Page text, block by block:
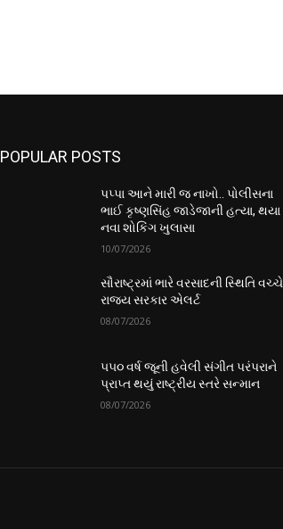
POPULAR POSTS
પપ્પા આને મારી જ નાખો.. પોલીસના
ભાઈ કૃષ્ણસિંહ જાડેજાની હત્યા, થયા
નવા શોકિંગ ખુલાસા
10/07/2026
સૌરાષ્ટ્રમાં ભારે વરસાદની સ્થિતિ વચ્ચે
રાજ્ય સરકાર એલર્ટ
08/07/2026
૫૫૦ વર્ષ જૂની હવેલી સંગીત પરંપરાને
પ્રાપ્ત થયું રાષ્ટ્રીય સ્તરે સન્માન
08/07/2026